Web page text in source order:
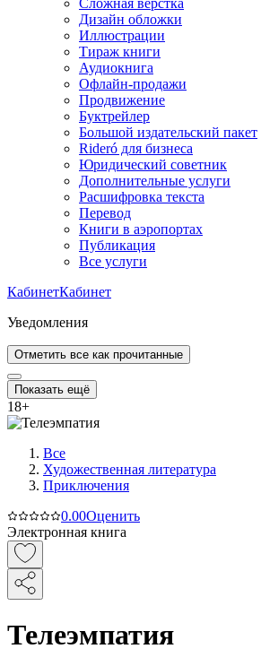
Сложная верстка
Дизайн обложки
Иллюстрации
Тираж книги
Аудиокнига
Офлайн-продажи
Продвижение
Буктрейлер
Большой издательский пакет
Rideró для бизнеса
Юридический советник
Дополнительные услуги
Расшифровка текста
Перевод
Книги в аэропортах
Публикация
Все услуги
КабинетКабинет
Уведомления
Отметить все как прочитанные
Показать ещё
18+
Все
Художественная литература
Приключения
0.00Оценить
Электронная книга
Телеэмпатия